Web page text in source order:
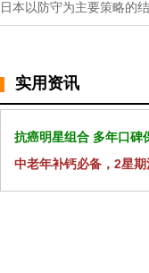
日本以防守为主要策略的结
实用资讯
抗癌明星组合 多年口碑
中老年补钙必备，2星